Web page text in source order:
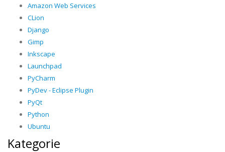
Amazon Web Services
CLion
Django
Gimp
Inkscape
Launchpad
PyCharm
PyDev - Eclipse Plugin
PyQt
Python
Ubuntu
Kategorie